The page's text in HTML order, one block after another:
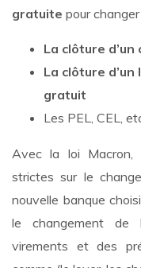
gratuite pour
La clôture
La clôture
gratuit
Les PEL, CEL,
Avec la loi Macron,
strictes sur le
nouvelle banque
le changement de
virements et des